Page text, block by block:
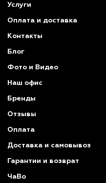
Услуги
Оплата и доставка
Контакты
Блог
Фото и Видео
Наш офис
Бренды
Отзывы
Оплата
Доставка и самовывоз
Гарантии и возврат
ЧаВо